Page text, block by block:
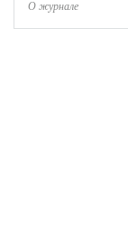
О журнале